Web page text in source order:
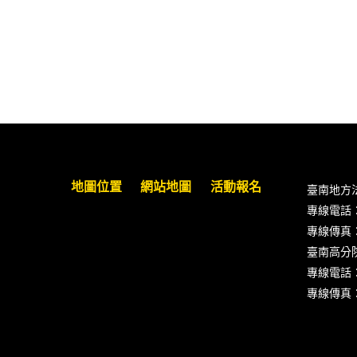
地圖位置 網站地圖 活動報名
臺南地方
專線電話
專線傳真
臺南高分
專線電話
專線傳真